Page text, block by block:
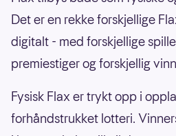
Det er en rekke forskjellige
digitalt - med forskjellige
premiestiger og forskjellig
Fysisk Flax er trykt opp i
forhåndstrukket lotteri.